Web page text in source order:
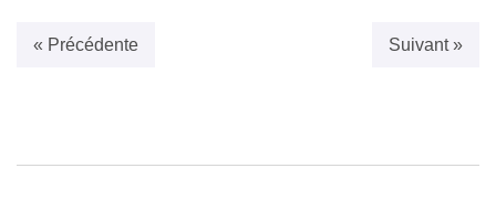
Suivant »
« Précédente